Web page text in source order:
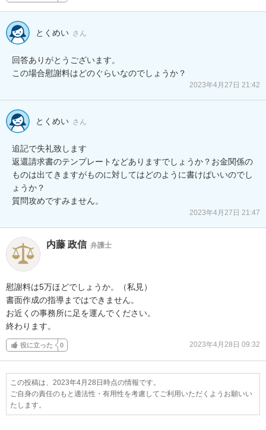
とくめい さん
回答ありがとうございます。
この場合慰謝料はどのぐらいなのでしょうか？
2023年4月27日 21:42
とくめい さん
追記で失礼致します
返還請求書のテンプレートなどありますでしょうか？お金関係の
ものは出てきますがものに対してはどのように書けばいいのでし
ょうか？
質問攻めですみません。
2023年4月27日 21:47
内藤 政信 弁護士
慰謝料は5万ほどでしょうか。（私見）
書面作成の指導まではできません。
お近くの事務所に足を運んでください。
終わります。
役に立った 0 2023年4月28日 09:32
この投稿は、2023年4月28日時点の情報です。
ご自身の責任のもと適法性・有用性を考慮してご利用いただくようお願いい
たします。